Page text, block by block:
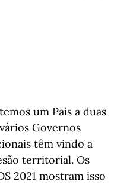
um País a duas
Governos
têm vindo a
territorial. Os
2021 mostram isso